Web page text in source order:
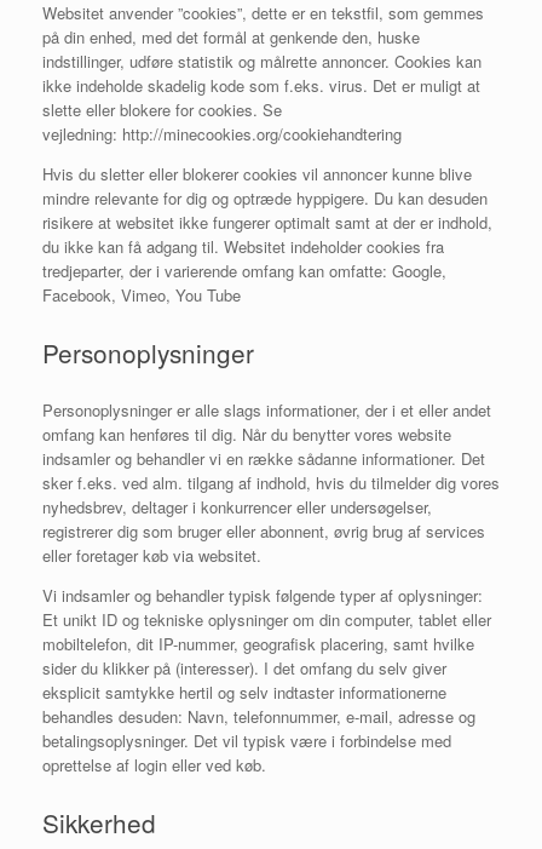
Websitet anvender ”cookies”, dette er en tekstfil, som gemmes
på din enhed, med det formål at genkende den, huske
indstillinger, udføre statistik og målrette annoncer. Cookies kan
ikke indeholde skadelig kode som f.eks. virus. Det er muligt at
slette eller blokere for cookies. Se
vejledning: http://minecookies.org/cookiehandtering
Hvis du sletter eller blokerer cookies vil annoncer kunne blive
mindre relevante for dig og optræde hyppigere. Du kan desuden
risikere at websitet ikke fungerer optimalt samt at der er indhold,
du ikke kan få adgang til. Websitet indeholder cookies fra
tredjeparter, der i varierende omfang kan omfatte: Google,
Facebook, Vimeo, You Tube
Personoplysninger
Personoplysninger er alle slags informationer, der i et eller andet
omfang kan henføres til dig. Når du benytter vores website
indsamler og behandler vi en række sådanne informationer. Det
sker f.eks. ved alm. tilgang af indhold, hvis du tilmelder dig vores
nyhedsbrev, deltager i konkurrencer eller undersøgelser,
registrerer dig som bruger eller abonnent, øvrig brug af services
eller foretager køb via websitet.
Vi indsamler og behandler typisk følgende typer af oplysninger:
Et unikt ID og tekniske oplysninger om din computer, tablet eller
mobiltelefon, dit IP-nummer, geografisk placering, samt hvilke
sider du klikker på (interesser). I det omfang du selv giver
eksplicit samtykke hertil og selv indtaster informationerne
behandles desuden: Navn, telefonnummer, e-mail, adresse og
betalingsoplysninger. Det vil typisk være i forbindelse med
oprettelse af login eller ved køb.
Sikkerhed